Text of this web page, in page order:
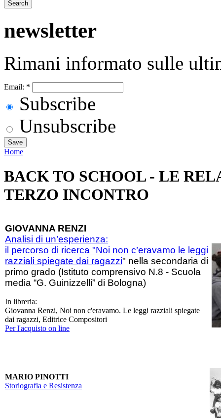
newsletter
Rimani informato sulle
Email: *
Subscribe
Unsubscribe
Home
BACK TO SCHOOL - LE
TERZO INCONTRO
GIOVANNA RENZI
Analisi di un’esperienza:
il percorso di ricerca "Noi non c’eravamo le leggi
razziali spiegate dai ragazzi" nella secondaria di
primo grado (Istituto comprensivo N.8 - Scuola
media “G. Guinizzelli” di Bologna)
In libreria:
Giovanna Renzi, Noi non c'eravamo. Le leggi razziali spiegate
dai ragazzi, Editrice Compositori
Per l'acquisto on line
MARIO PINOTTI
Storiografia e Resistenza